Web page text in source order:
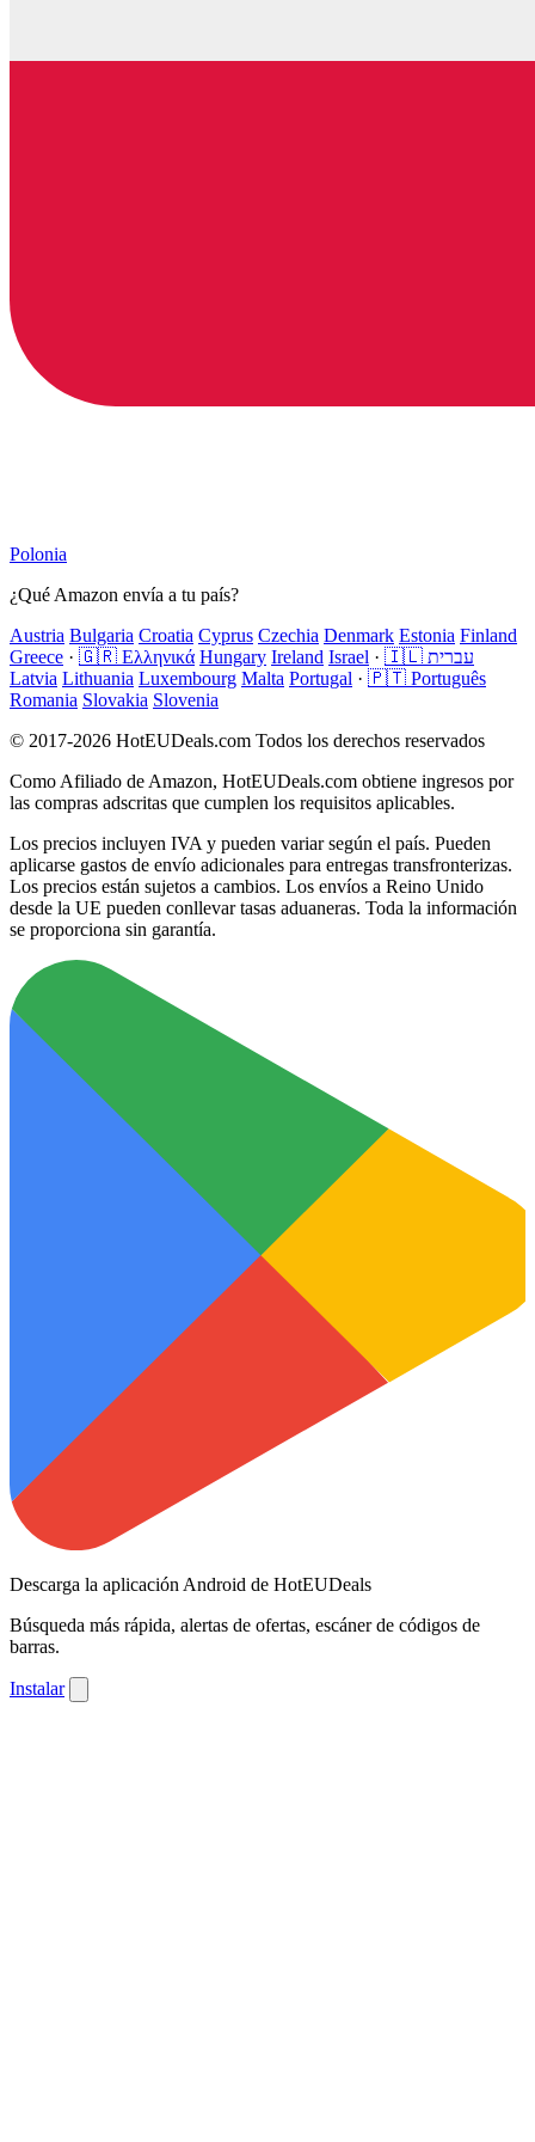
Polonia
¿Qué Amazon envía a tu país?
Austria Bulgaria Croatia Cyprus Czechia Denmark Estonia Finland
Greece · 🇬🇷 Ελληνικά Hungary Ireland Israel ·
🇮🇱 עברית
Latvia Lithuania Luxembourg Malta Portugal · 🇵🇹 Português
Romania Slovakia Slovenia
© 2017-2026 HotEUDeals.com Todos los derechos reservados
Como Afiliado de Amazon, HotEUDeals.com obtiene ingresos por
las compras adscritas que cumplen los requisitos aplicables.
Los precios incluyen IVA y pueden variar según el país. Pueden
aplicarse gastos de envío adicionales para entregas transfronterizas.
Los precios están sujetos a cambios. Los envíos a Reino Unido
desde la UE pueden conllevar tasas aduaneras. Toda la información
se proporciona sin garantía.
Descarga la aplicación Android de HotEUDeals
Búsqueda más rápida, alertas de ofertas, escáner de códigos de
barras.
Instalar